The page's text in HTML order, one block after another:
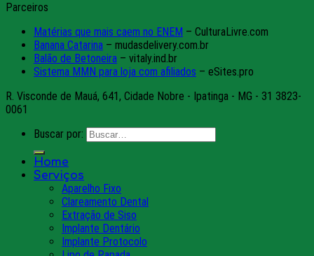
Parceiros
Matérias que mais caem no ENEM – CulturaLivre.com
Banana Catarina – mudasdelivery.com.br
Balão de Betoneira – vitaly.ind.br
Sistema MMN para loja com afiliados – eSites.pro
R. Visconde de Mauá, 641, Cidade Nobre - Ipatinga - MG - 31 3823-
0061
Buscar por:
Home
Serviços
Aparelho Fixo
Clareamento Dental
Extração de Siso
Implante Dentário
Implante Protocolo